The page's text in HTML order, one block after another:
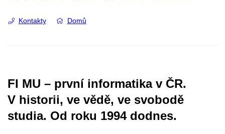
Kontakty Domů
FI MU – první informatika v ČR.
V historii, ve vědě, ve svobodě
studia. Od roku 1994 dodnes.